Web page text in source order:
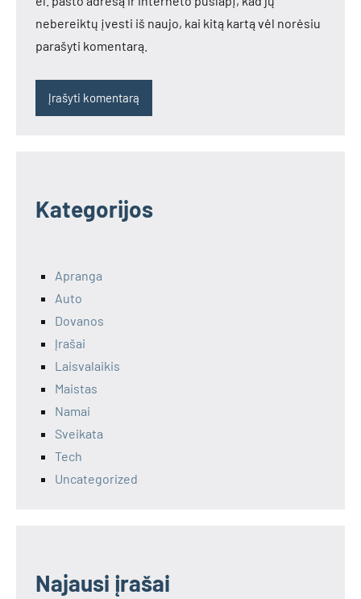
nebereiktų įvesti iš naujo, kai kitą kartą vėl norėsiu
parašyti komentarą.
Kategorijos
Apranga
Auto
Dovanos
Įrašai
Laisvalaikis
Maistas
Namai
Sveikata
Tech
Uncategorized
Najausi įrašai